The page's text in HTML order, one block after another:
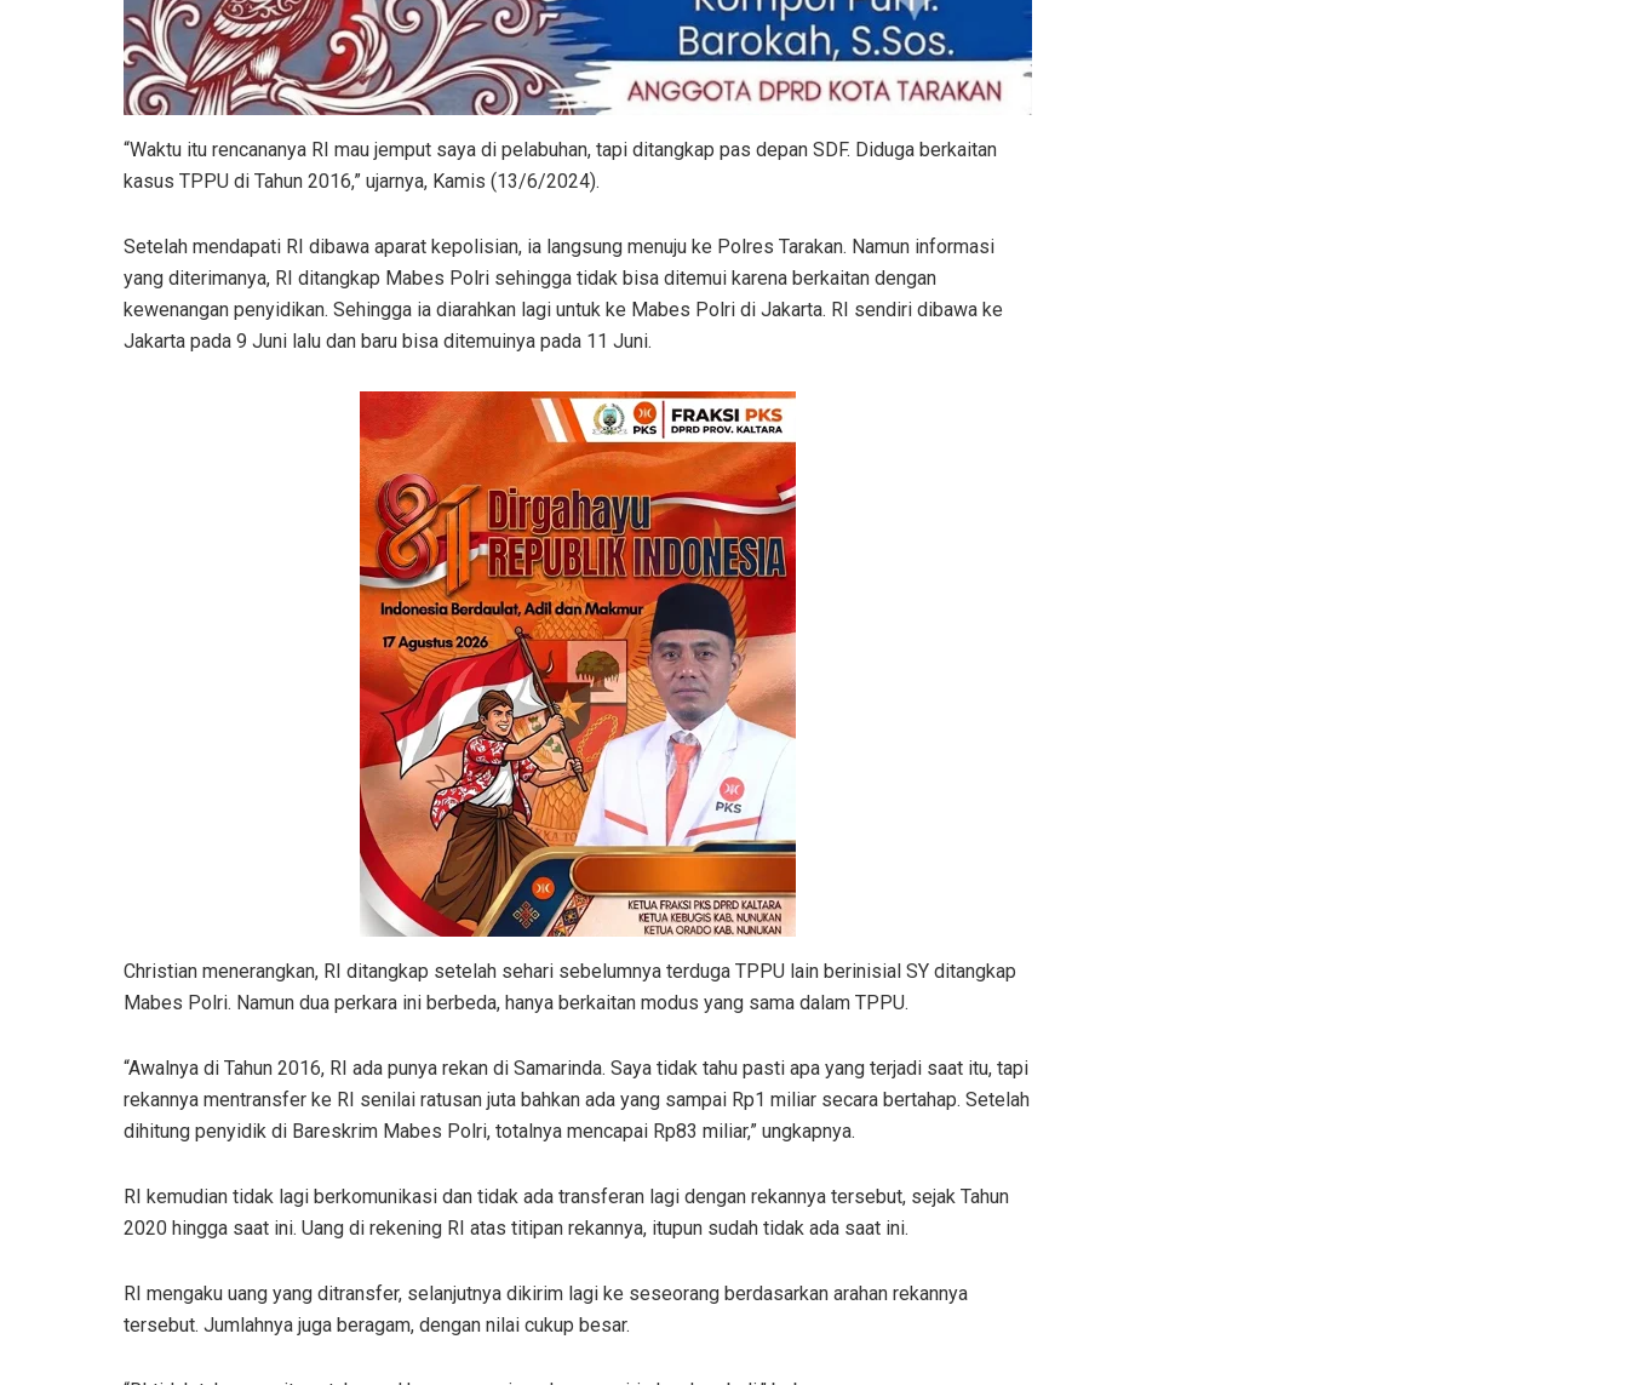
“Waktu itu rencananya RI mau jemput saya di pelabuhan, tapi ditangkap pas depan SDF. Diduga berkaitan
kasus TPPU di Tahun 2016,” ujarnya, Kamis (13/6/2024).
Setelah mendapati RI dibawa aparat kepolisian, ia langsung menuju ke Polres Tarakan. Namun informasi
yang diterimanya, RI ditangkap Mabes Polri sehingga tidak bisa ditemui karena berkaitan dengan
kewenangan penyidikan. Sehingga ia diarahkan lagi untuk ke Mabes Polri di Jakarta. RI sendiri dibawa ke
Jakarta pada 9 Juni lalu dan baru bisa ditemuinya pada 11 Juni.
Christian menerangkan, RI ditangkap setelah sehari sebelumnya terduga TPPU lain berinisial SY ditangkap
Mabes Polri. Namun dua perkara ini berbeda, hanya berkaitan modus yang sama dalam TPPU.
“Awalnya di Tahun 2016, RI ada punya rekan di Samarinda. Saya tidak tahu pasti apa yang terjadi saat itu, tapi
rekannya mentransfer ke RI senilai ratusan juta bahkan ada yang sampai Rp1 miliar secara bertahap. Setelah
dihitung penyidik di Bareskrim Mabes Polri, totalnya mencapai Rp83 miliar,” ungkapnya.
RI kemudian tidak lagi berkomunikasi dan tidak ada transferan lagi dengan rekannya tersebut, sejak Tahun
2020 hingga saat ini. Uang di rekening RI atas titipan rekannya, itupun sudah tidak ada saat ini.
RI mengaku uang yang ditransfer, selanjutnya dikirim lagi ke seseorang berdasarkan arahan rekannya
tersebut. Jumlahnya juga beragam, dengan nilai cukup besar.